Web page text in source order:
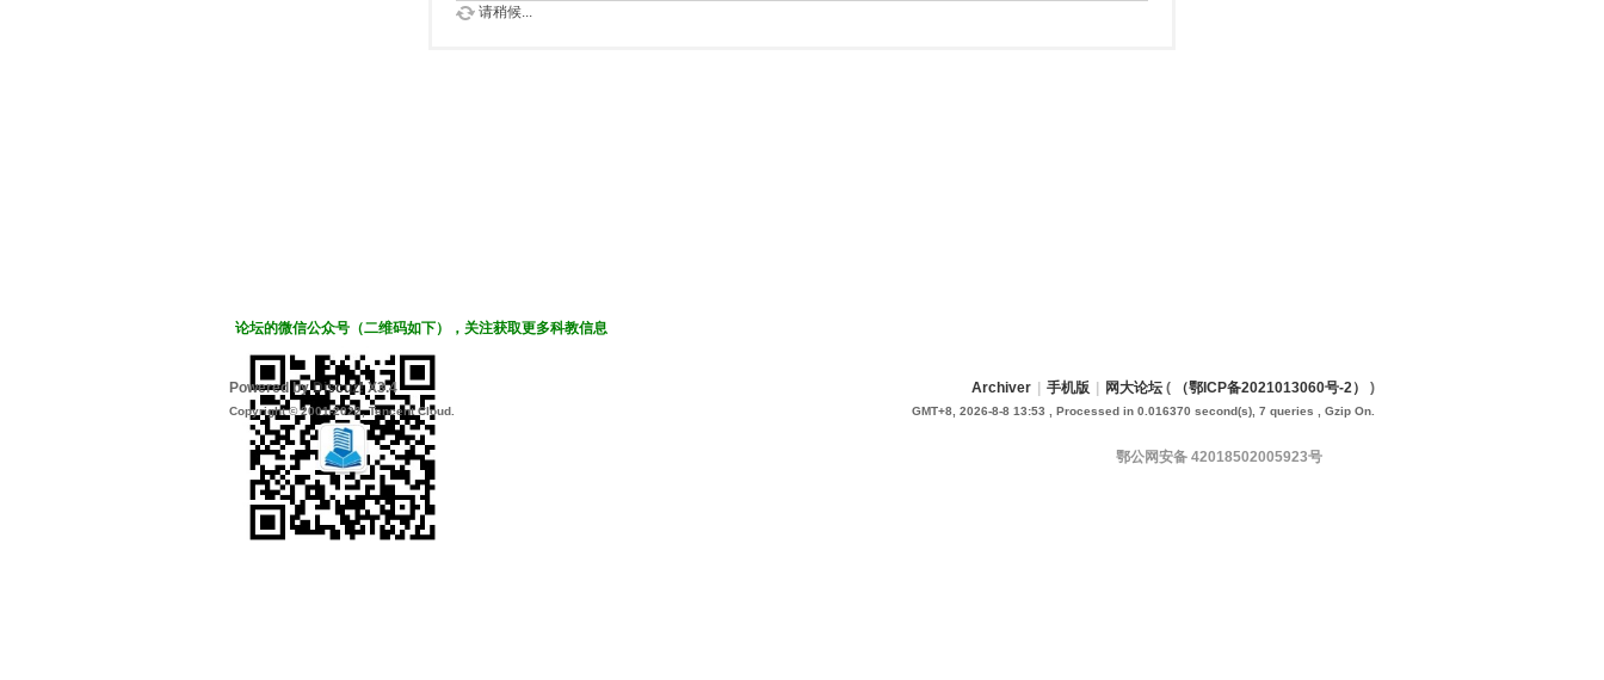
请稍候...
论坛的微信公众号（二维码如下），关注获取更多科教信息
Archiver 手机版 网大论坛 ( （鄂ICP备2021013060号-2） )
GMT+8, 2026-8-8 13:53 , Processed in 0.016370 second(s), 7 queries , Gzip On.
鄂公网安备 42018502005923号
Powered byDiscuz! X3.4
Copyright © 2001-2022, Tencent Cloud.